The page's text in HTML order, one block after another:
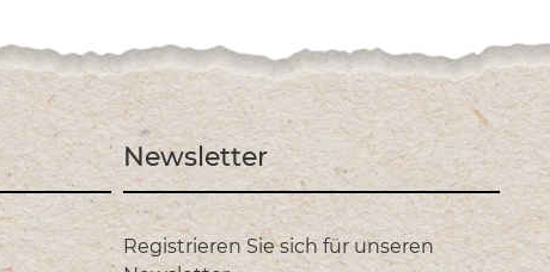
Newsletter
Registrieren Sie sich für unseren